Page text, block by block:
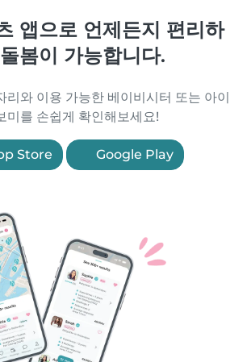
앱으로 언제든지 편리하
봄이 가능합니다.
리와 이용 가능한 베이비시터 또는 아이
미를 손쉽게 확인해보세요!
Store Google Play